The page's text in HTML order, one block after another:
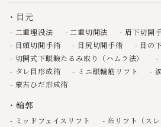
目元
二重埋没法 二重切開法 眉下切開
目頭切開手術
目尻切開手術
目の
切開式下眼瞼たるみ取り（ハムラ法）
タレ目形成術
ミニ眼輪筋リフト
蒙古ひだ形成術
輪郭
ミッドフェイスリフト
糸リフト（スレ